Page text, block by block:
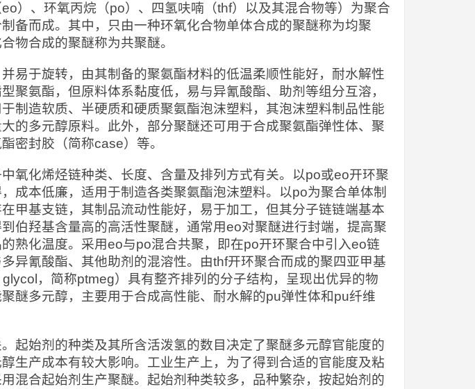
）、环氧丙烷（po）、四氢呋喃（thf）以及其混合物等）为聚合
备而成。其中，只由一种环氧化合物单体合成的聚醚称为均聚
物合成的聚醚称为共聚醚。
易于旋转，由其制备的聚氨酯材料的低温柔顺性能好，耐水解性
聚氨酯，但原料体系黏度低，易与异氰酸酯、助剂等组分互溶，
制造软质、半硬质和硬质聚氨酯泡沫塑料，其泡沫塑料制品性能
的多元醇原料。此外，部分聚醚还可用于合成聚氨酯弹性体、聚
密封胶（简称case）等。
氧化烯烃链种类、长度、含量及排列方式有关。以po或eo开环聚
成本低廉，适用于制造各类聚氨酯泡沫塑料。以po为聚合单体制
甲基支链，其制品流动性能好，易于加工，但其分子链链端基本
伯羟基含量高的高活性聚醚，通常用eo对聚醚进行封端，提高聚
熟化温度。采用eo与po混合共聚，即在po开环聚合中引入eo链
异氰酸酯、其他助剂的混溶性。由thf开环聚合而成的聚四亚甲基
，简称ptmeg）具有整齐排列的分子结构，呈现出优异的物
醚多元醇，主要用于合成高性能、耐水解的pu弹性体和pu纤维
起始剂的种类及其所含活泼氢的数目决定了聚醚多元醇官能度的
生产成本有较大影响。工业生产上，为了得到合适的官能度及粘
混合起始剂生产聚醚。起始剂种类较多，品种繁杂，按起始剂的